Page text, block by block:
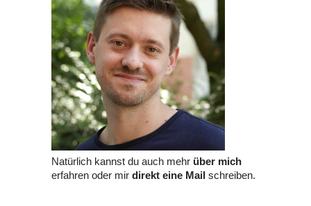
Natürlich kannst du auch mehr über mich
erfahren oder mir direkt eine Mailschreiben.